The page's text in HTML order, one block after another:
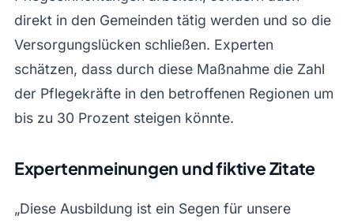
direkt in den Gemeinden tätig werden und so die
Versorgungslücken schließen. Experten
schätzen, dass durch diese Maßnahme die Zahl
der Pflegekräfte in den betroffenen Regionen um
bis zu 30 Prozent steigen könnte.
Expertenmeinungen und fiktive Zitate
„Diese Ausbildung ist ein Segen für unsere